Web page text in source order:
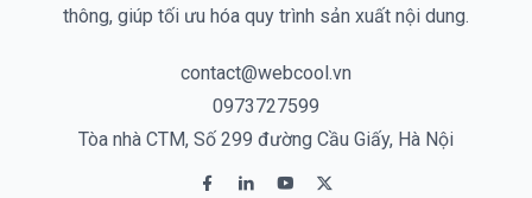
thông, giúp tối ưu hóa quy trình sản xuất nội dung.
contact@webcool.vn
0973727599
Tòa nhà CTM, Số 299 đường Cầu Giấy, Hà Nội